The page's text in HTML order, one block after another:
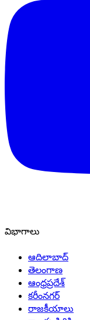
విభాగాలు
ఆదిలాబాద్
తెలంగాణ
ఆంధ్రప్రదేశ్
కరీంనగర్
రాజకీయాలు